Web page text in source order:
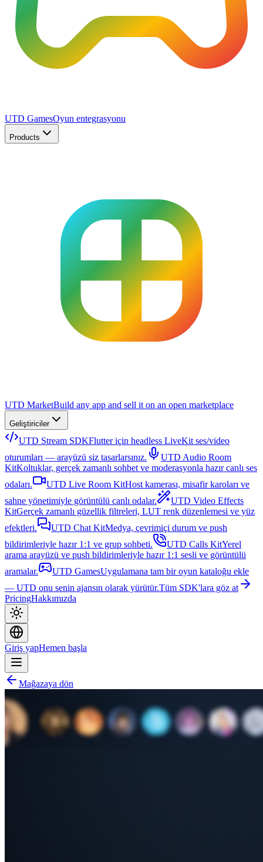
UTD GamesOyun entegrasyonu
Products
UTD MarketBuild any app and sell it on an open marketplace
Geliştiriciler
UTD Stream SDKFlutter için headless LiveKit ses/video
oturumları — arayüzü siz tasarlarsınız.
UTD Audio Room
KitKoltuklar, gerçek zamanlı sohbet ve moderasyonla hazır canlı ses
odaları.
UTD Live Room KitHost kamerası, misafir karoları ve
sahne yönetimiyle görüntülü canlı odalar.
UTD Video Effects
KitGerçek zamanlı güzellik filtreleri, LUT renk düzenlemesi ve yüz
efektleri.
UTD Chat KitMedya, çevrimiçi durum ve push
bildirimleriyle hazır 1:1 ve grup sohbeti.
UTD Calls KitYerel
arama arayüzü ve push bildirimleriyle hazır 1:1 sesli ve görüntülü
aramalar.
UTD GamesUygulamana tam bir oyun kataloğu ekle
— UTD onu senin ajansın olarak yürütür.Tüm SDK'lara göz at
PricingHakkımızda
Giriş yapHemen başla
Mağazaya dön